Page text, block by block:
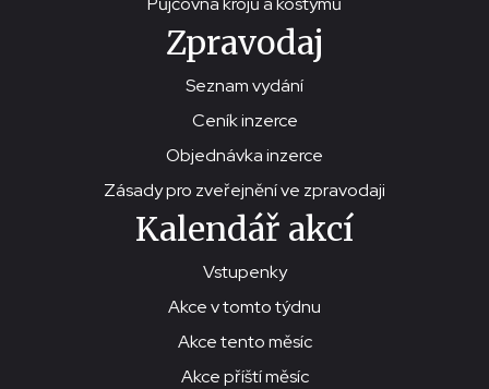
Zpravodaj
Seznam vydání
Ceník inzerce
Objednávka inzerce
Zásady pro zveřejnění ve zpravodaji
Kalendář akcí
Vstupenky
Akce v tomto týdnu
Akce tento měsíc
Akce příští měsíc